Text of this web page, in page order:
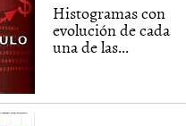
Histogramas con
evolución de cada
una de las...